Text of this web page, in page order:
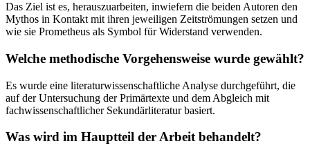
Das Ziel ist es, herauszuarbeiten, inwiefern die beiden Autoren den
Mythos in Kontakt mit ihren jeweiligen Zeitströmungen setzen und
wie sie Prometheus als Symbol für Widerstand verwenden.
Welche methodische Vorgehensweise wurde gewählt?
Es wurde eine literaturwissenschaftliche Analyse durchgeführt, die
auf der Untersuchung der Primärtexte und dem Abgleich mit
fachwissenschaftlicher Sekundärliteratur basiert.
Was wird im Hauptteil der Arbeit behandelt?